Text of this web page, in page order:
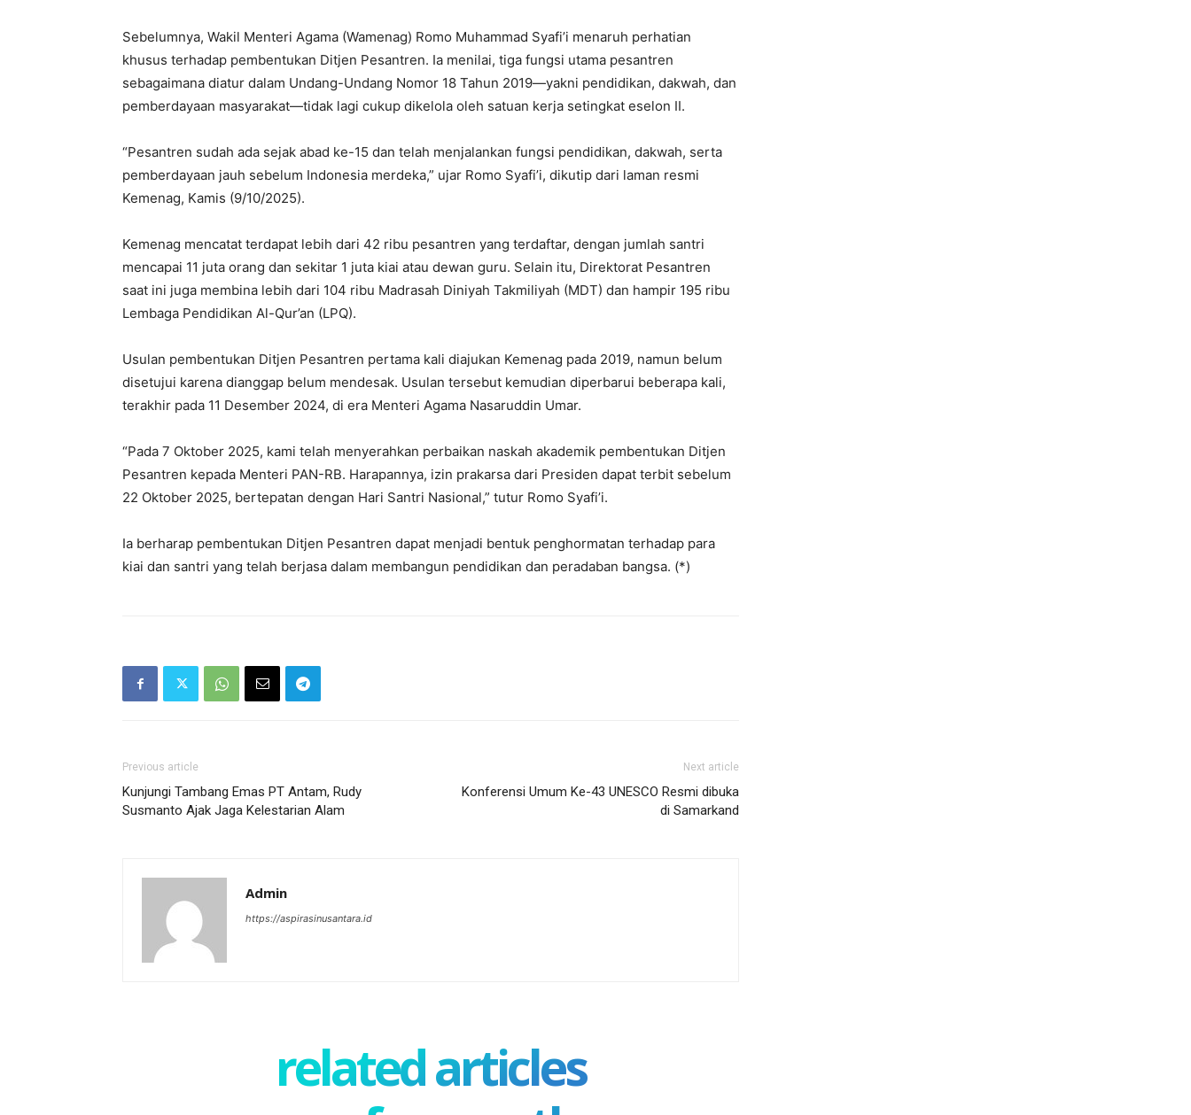
Sebelumnya, Wakil Menteri Agama (Wamenag) Romo Muhammad Syafi’i menaruh perhatian
khusus terhadap pembentukan Ditjen Pesantren. Ia menilai, tiga fungsi utama pesantren
sebagaimana diatur dalam Undang-Undang Nomor 18 Tahun 2019—yakni pendidikan, dakwah, dan
pemberdayaan masyarakat—tidak lagi cukup dikelola oleh satuan kerja setingkat eselon II.
“Pesantren sudah ada sejak abad ke-15 dan telah menjalankan fungsi pendidikan, dakwah, serta
pemberdayaan jauh sebelum Indonesia merdeka,” ujar Romo Syafi’i, dikutip dari laman resmi
Kemenag, Kamis (9/10/2025).
Kemenag mencatat terdapat lebih dari 42 ribu pesantren yang terdaftar, dengan jumlah santri
mencapai 11 juta orang dan sekitar 1 juta kiai atau dewan guru. Selain itu, Direktorat Pesantren
saat ini juga membina lebih dari 104 ribu Madrasah Diniyah Takmiliyah (MDT) dan hampir 195 ribu
Lembaga Pendidikan Al-Qur’an (LPQ).
Usulan pembentukan Ditjen Pesantren pertama kali diajukan Kemenag pada 2019, namun belum
disetujui karena dianggap belum mendesak. Usulan tersebut kemudian diperbarui beberapa kali,
terakhir pada 11 Desember 2024, di era Menteri Agama Nasaruddin Umar.
“Pada 7 Oktober 2025, kami telah menyerahkan perbaikan naskah akademik pembentukan Ditjen
Pesantren kepada Menteri PAN-RB. Harapannya, izin prakarsa dari Presiden dapat terbit sebelum
22 Oktober 2025, bertepatan dengan Hari Santri Nasional,” tutur Romo Syafi’i.
Ia berharap pembentukan Ditjen Pesantren dapat menjadi bentuk penghormatan terhadap para
kiai dan santri yang telah berjasa dalam membangun pendidikan dan peradaban bangsa. (*)
Previous article
Kunjungi Tambang Emas PT Antam, Rudy
Susmanto Ajak Jaga Kelestarian Alam
Next article
Konferensi Umum Ke-43 UNESCO Resmi dibuka
di Samarkand
Admin
https://aspirasinusantara.id
related articles